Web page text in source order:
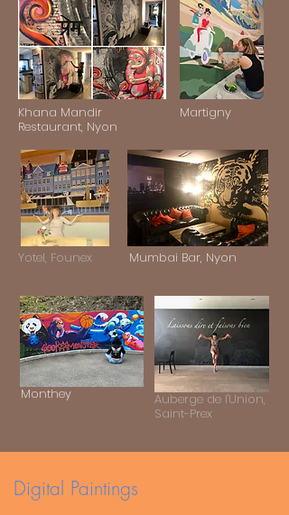
Khana Mandir
Restaurant, Nyon
Martigny
Yotel, Founex Mumbai Bar, Nyon
Monthey
Auberge de l'Union,
Saint-Prex
Digital Paintings